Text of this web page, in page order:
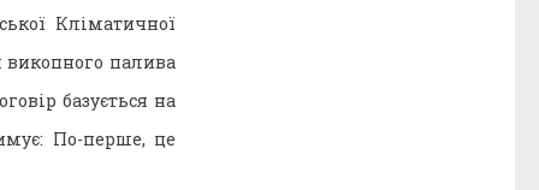
Кліматичної
викопного палива
базується на
По-перше, це